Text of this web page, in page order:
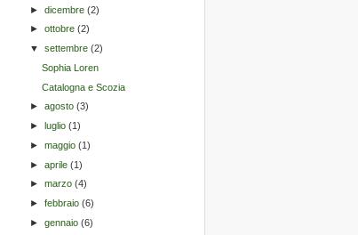
►dicembre(2)
►ottobre(2)
▼settembre(2)
Sophia Loren
Catalogna e Scozia
►agosto(3)
►luglio(1)
►maggio(1)
►aprile(1)
►marzo(4)
►febbraio(6)
►gennaio(6)